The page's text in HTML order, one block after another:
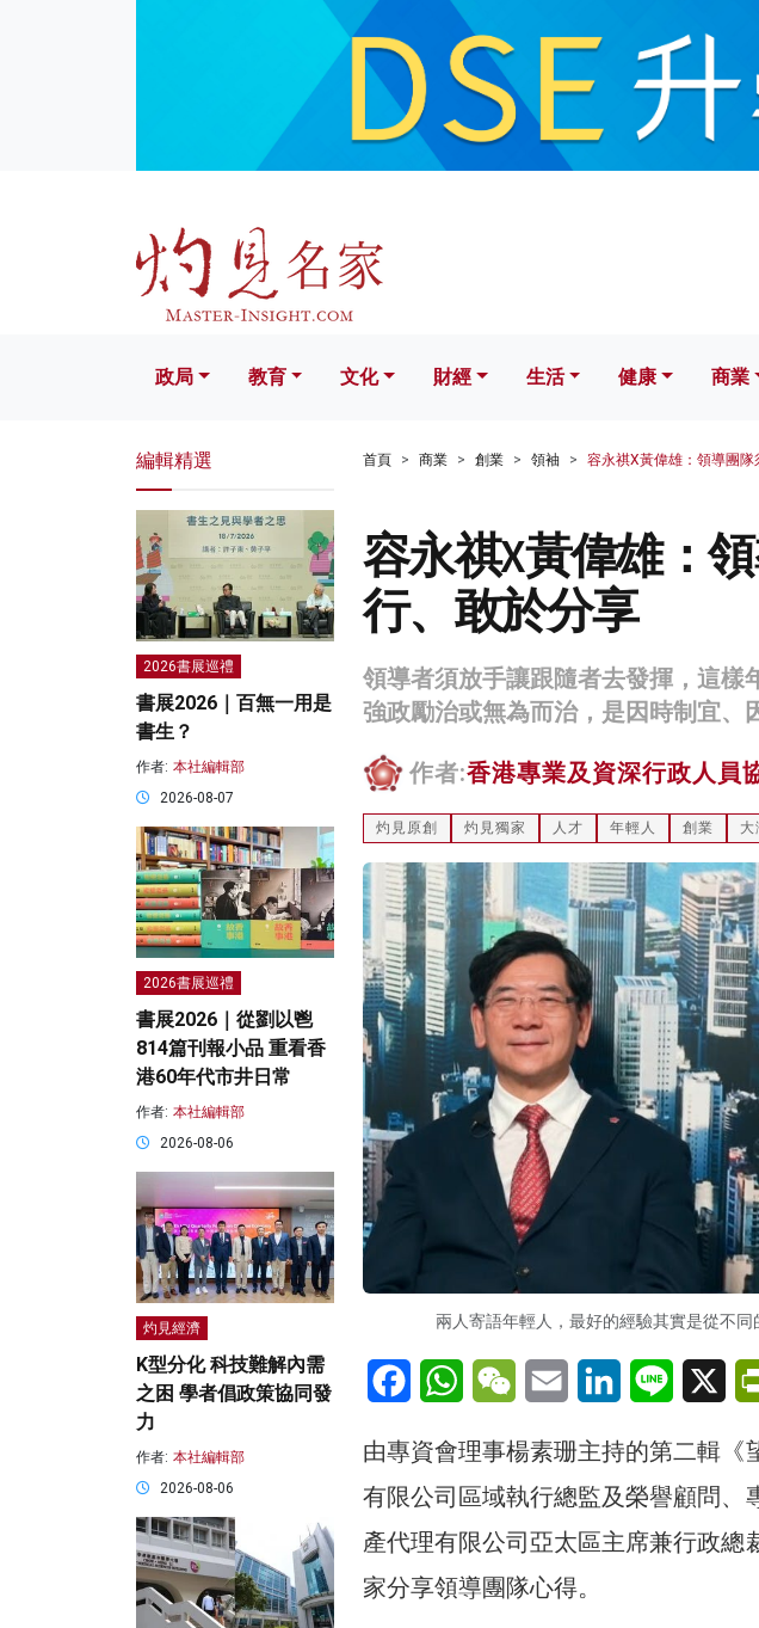
文化 財經 生活 健康
政局 教育 文化 財經 生活 健康 商業
首頁 商業 創業 領袖 容永祺X黃偉雄：領導團
容永祺X黃偉雄：
行、敢於分享
領導者須放手讓跟隨者去發揮，這樣
強政勵治或無為而治，是因時制宜、
作者:香港專業及資深行政人員
灼見原創 灼見獨家 人才 年輕人 創業 大
兩人寄語年輕人，最好的經驗其實是從不同
FacebookWhatsAppWeChatEmail LinkedInLine X
由專資會理事楊素珊主持的第二輯
有限公司區域執行總監及榮譽顧問
產代理有限公司亞太區主席兼行政
家分享領導團隊心得。
編輯精選
2026書展巡禮
書展2026｜百無一用是
書生？
作者: 本社編輯部
2026-08-07
2026書展巡禮
書展2026｜從劉以鬯
814篇刊報小品 重看香
港60年代市井日常
作者: 本社編輯部
2026-08-06
灼見經濟
K型分化 科技難解內需
之困 學者倡政策協同發
力
作者: 本社編輯部
2026-08-06